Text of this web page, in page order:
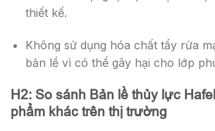
thiết kế.
Không sử dụng hóa chất tẩy rửa
bản lề vì có thể gây hại cho lớp
H2: So sánh Bản lề thủy lực
phẩm khác trên thị trường